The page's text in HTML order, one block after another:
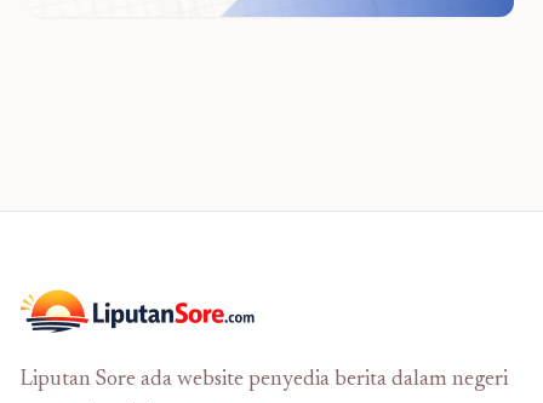
Liputan Sore ada website penyedia berita dalam negeri